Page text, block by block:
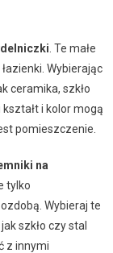
. Te małe
Wybierając
ceramika, szkło
i kolor mogą
pomieszczenie.
na
tylko
Wybieraj te
szkło czy stal
z innymi